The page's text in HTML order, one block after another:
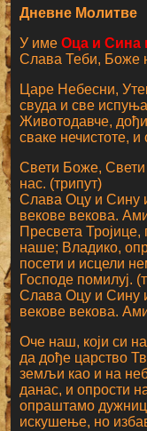
Дневне Молитве
У имеОца и Сина
Слава Теби, Боже
Царе Небесни,
свуда и све
Животодавче,
сваке нечистоте,
Свети Боже, Свети
нас. (трипут)
Слава Оцу и Сину
векове векова.
Пресвета Тројице,
наше; Владико,
посети и исцели
Господе помилуј.
Слава Оцу и Сину
векове векова.
Оче наш, који си
да дође царство
земљи као и на
данас, и опрости
опраштамо
искушење, но